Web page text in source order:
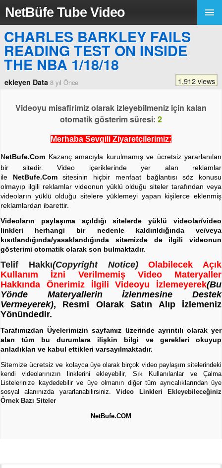
NetBüfe Tube Video
CHARLES BARKLEY FAILS
READING TEST ON INSIDE
THE NBA 1/18/18
ekleyen Data 8 yıl Önce 1,912 views
Videoyu misafirimiz olarak izleyebilmeniz için kalan
otomatik gösterim süresi: 2
Merhaba Sevgili Ziyaretçilerimiz;
NetBufe.Com Kazanç amacıyla kurulmamış ve ücretsiz yararlanılan
bir sitedir. Video içeriklerinde yer alan reklamlar
ile NetBufe.Comsitesinin hiçbir menfaat bağlantısı söz konusu
olmayıp ilgili reklamlar videonun yüklü olduğu siteler tarafından veya
videoların yüklü olduğu sitelere yüklemeyi yapan kişilerce eklenmiş
reklamlardan ibarettir.
Videoların paylaşıma açıldığı sitelerde yüklü videolar/video
linkleri herhangi bir nedenle kaldırıldığında ve/veya
kısıtlandığında/yasaklandığında sitemizde de ilgili videonun
gösterimi otomatik olarak son bulmaktadır.
Telif Hakkı(Copyright Notice)
Olabilecek Açık
Kullanım İzni Verilmemiş Video Materyaller
Hakkında Önerimiz İlgili Videoyu İzlemeyerek(Bu
Yönde Materyallerin İzlenmesine Destek
Vermeyerek), Resmi Olarak Satın Alıp İzlemeniz
Yönündedir.
Tarafımızdan Üyelerimizin sayfamız üzerinde ayrıntılı olarak yer
alan tüm bu durumlara ilişkin bilgi ve gerekleri okuyup
anladıkları ve kabul ettikleri varsayılmaktadır.
Sitemize ücretsiz ve kolayca üye olarak birçok video paylaşım sitelerindeki
kendi videolarınızın linklerini ekleyebilir, Sık Kullanılanlar ve Çalma
Listelerinize kaydedebilir ve üye olmanın diğer tüm ayrıcalıklarından üye
sosyal alanınızda yararlanabilirsiniz.Video Linkleri Ekleyebileceğiniz
Örnek Bazı Siteler
NetBufe.COM